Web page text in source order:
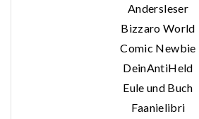
Andersleser
Bizzaro World
Comic Newbie
DeinAntiHeld
Eule und Buch
Faanielibri